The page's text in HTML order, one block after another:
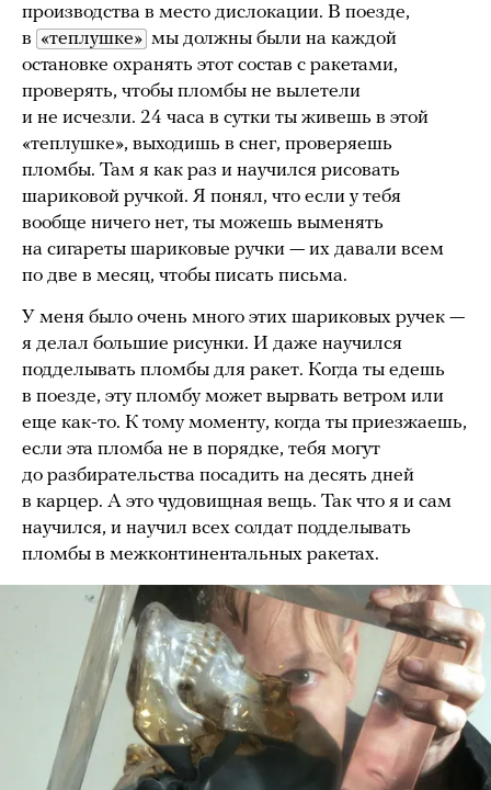
производства в место дислокации. В поезде,
в «теплушке» мы должны были на каждой
остановке охранять этот состав с ракетами,
проверять, чтобы пломбы не вылетели
и не исчезли. 24 часа в сутки ты живешь в этой
«теплушке», выходишь в снег, проверяешь
пломбы. Там я как раз и научился рисовать
шариковой ручкой. Я понял, что если у тебя
вообще ничего нет, ты можешь выменять
на сигареты шариковые ручки — их давали всем
по две в месяц, чтобы писать письма.
У меня было очень много этих шариковых ручек —
я делал большие рисунки. И даже научился
подделывать пломбы для ракет. Когда ты едешь
в поезде, эту пломбу может вырвать ветром или
еще как-то. К тому моменту, когда ты приезжаешь,
если эта пломба не в порядке, тебя могут
до разбирательства посадить на десять дней
в карцер. А это чудовищная вещь. Так что я и сам
научился, и научил всех солдат подделывать
пломбы в межконтинентальных ракетах.